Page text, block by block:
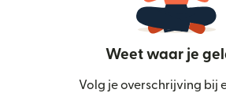
Weet waar je
Volg je overschrijving bij